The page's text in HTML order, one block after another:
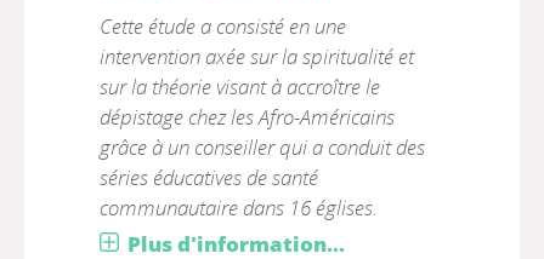
Cette étude a consisté en une
intervention axée sur la spiritualité et
sur la théorie visant à accroître le
dépistage chez les Afro-Américains
grâce à un conseiller qui a conduit des
séries éducatives de santé
communautaire dans 16 églises.
Plus d'information...